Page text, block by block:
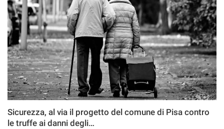
Sicurezza, al via il progetto del comune di Pisa contro
le truffe ai danni degli…